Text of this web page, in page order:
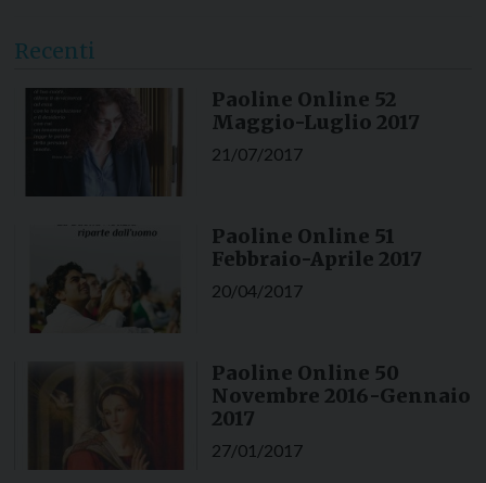
Recenti
Paoline Online 52
Maggio-Luglio 2017
21/07/2017
Paoline Online 51
Febbraio-Aprile 2017
20/04/2017
Paoline Online 50
Novembre 2016-Gennaio
2017
27/01/2017